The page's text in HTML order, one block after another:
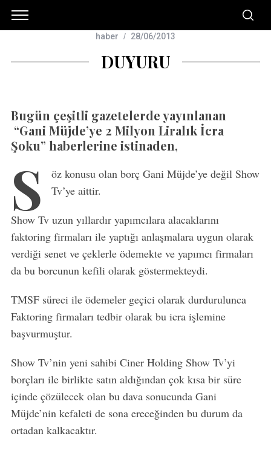
haber 28/06/2013
DUYURU
Bugün çeşitli gazetelerde yayınlanan
“Gani Müjde’ye 2 Milyon Liralık İcra
Şoku” haberlerine istinaden,
S
öz konusu olan borç Gani Müjde’ye değil Show
Tv’ye aittir.
Show Tv uzun yıllardır yapımcılara alacaklarını
faktoring firmaları ile yaptığı anlaşmalara uygun olarak
verdiği senet ve çeklerle ödemekte ve yapımcı firmaları
da bu borcunun kefili olarak göstermekteydi.
TMSF süreci ile ödemeler geçici olarak durdurulunca
Faktoring firmaları tedbir olarak bu icra işlemine
başvurmuştur.
Show Tv’nin yeni sahibi Ciner Holding Show Tv’yi
borçları ile birlikte satın aldığından çok kısa bir süre
içinde çözülecek olan bu dava sonucunda Gani
Müjde’nin kefaleti de sona ereceğinden bu durum da
ortadan kalkacaktır.